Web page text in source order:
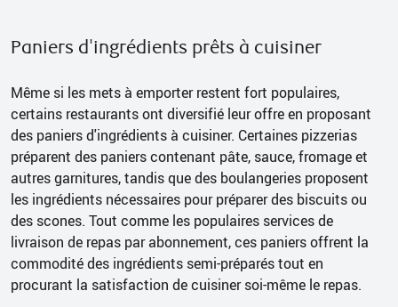
Paniers d'ingrédients prêts à cuisiner
Même si les mets à emporter restent fort populaires,
certains restaurants ont diversifié leur offre en proposant
des paniers d'ingrédients à cuisiner. Certaines pizzerias
préparent des paniers contenant pâte, sauce, fromage et
autres garnitures, tandis que des boulangeries proposent
les ingrédients nécessaires pour préparer des biscuits ou
des scones. Tout comme les populaires services de
livraison de repas par abonnement, ces paniers offrent la
commodité des ingrédients semi-préparés tout en
procurant la satisfaction de cuisiner soi-même le repas.